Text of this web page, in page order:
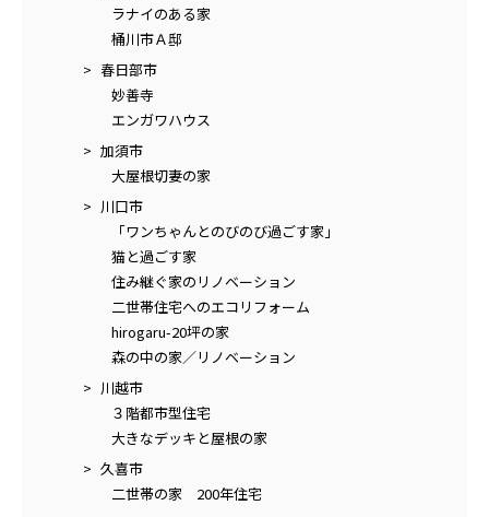
ラナイのある家
桶川市Ａ邸
春日部市
妙善寺
エンガワハウス
加須市
大屋根切妻の家
川口市
「ワンちゃんとのびのび過ごす家」
猫と過ごす家
住み継ぐ家のリノベーション
二世帯住宅へのエコリフォーム
hirogaru-20坪の家
森の中の家／リノベーション
川越市
３階都市型住宅
大きなデッキと屋根の家
久喜市
二世帯の家 200年住宅